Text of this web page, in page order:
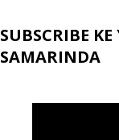
SUBSCRIBE
SAMARINDA